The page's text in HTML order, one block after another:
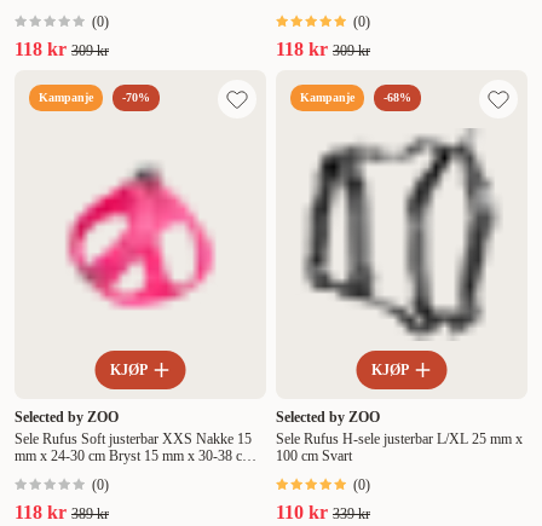
(0)
118 kr 309 kr
(0)
118 kr 309 kr
Kampanje -70%
KJØP
Selected by ZOO
Sele Rufus Soft justerbar XXS Nakke 15
mm x 24-30 cm Bryst 15 mm x 30-38 cm
(0)
118 kr 389 kr
Kampanje -68%
KJØP
Selected by ZOO
Sele Rufus H-sele justerbar L/XL 25 mm x
100 cm Svart
(0)
110 kr 339 kr